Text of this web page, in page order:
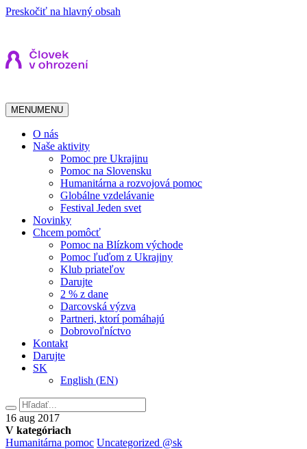
Preskočiť na hlavný obsah
MENUMENU
O nás
Naše aktivity
Pomoc pre Ukrajinu
Pomoc na Slovensku
Humanitárna a rozvojová pomoc
Globálne vzdelávanie
Festival Jeden svet
Novinky
Chcem pomôcť
Pomoc na Blízkom východe
Pomoc ľuďom z Ukrajiny
Klub priateľov
Darujte
2 % z dane
Darcovská výzva
Partneri, ktorí pomáhajú
Dobrovoľníctvo
Kontakt
Darujte
SK
English (EN)
Hľadať
16 aug 201716.
augusta
2017
V kategóriach
Humanitárna pomoc Uncategorized @sk